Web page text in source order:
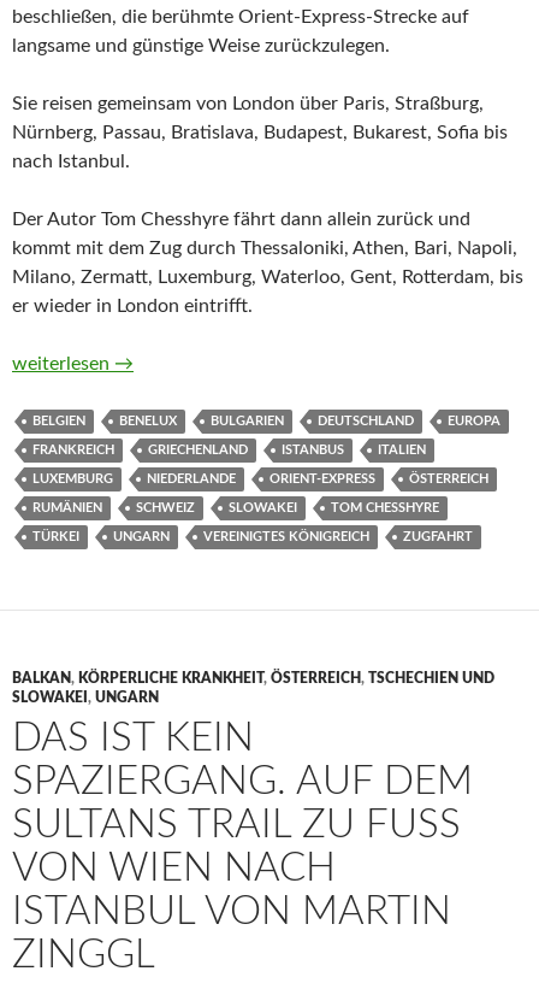
beschließen, die berühmte Orient-Express-Strecke auf
langsame und günstige Weise zurückzulegen.
Sie reisen gemeinsam von London über Paris, Straßburg,
Nürnberg, Passau, Bratislava, Budapest, Bukarest, Sofia bis
nach Istanbul.
Der Autor Tom Chesshyre fährt dann allein zurück und
kommt mit dem Zug durch Thessaloniki, Athen, Bari, Napoli,
Milano, Zermatt, Luxemburg, Waterloo, Gent, Rotterdam, bis
er wieder in London eintrifft.
Bummelzug nach Istanbul. Ein Bahnabenteuer auf den Spuren
weiterlesen →
BELGIEN BENELUX BULGARIEN DEUTSCHLAND EUROPA
FRANKREICH GRIECHENLAND ISTANBUS ITALIEN
LUXEMBURG NIEDERLANDE ORIENT-EXPRESS ÖSTERREICH
RUMÄNIEN SCHWEIZ SLOWAKEI TOM CHESSHYRE
TÜRKEI UNGARN VEREINIGTES KÖNIGREICH ZUGFAHRT
BALKAN, KÖRPERLICHE KRANKHEIT, ÖSTERREICH, TSCHECHIEN UND
SLOWAKEI , UNGARN
DAS IST KEIN
SPAZIERGANG. AUF DEM
SULTANS TRAIL ZU FUSS V
ON WIEN NACH I
STANBUL VON MARTIN Z
INGGL